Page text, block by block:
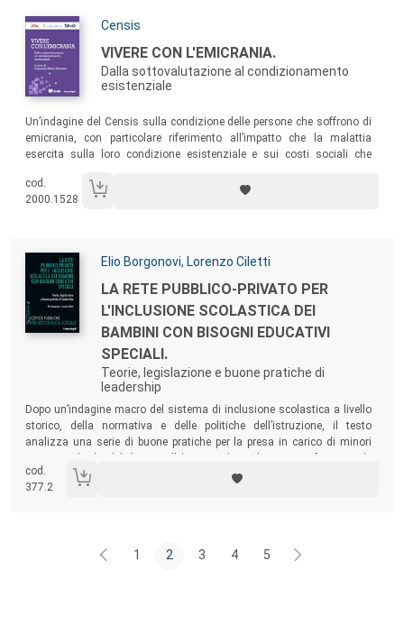
Autori:
Censis
Titolo:
VIVERE CON L'EMICRANIA.
Dalla sottovalutazione al condizionamento
esistenziale
Un’indagine del Censis sulla condizione delle persone che soffrono di
emicrania, con particolare riferimento all’impatto che la malattia
esercita sulla loro condizione esistenziale e sui costi sociali che
cod.
2000.1528
Autori:
Elio Borgonovi, Lorenzo Ciletti
Titolo:
LA RETE PUBBLICO-PRIVATO PER
L'INCLUSIONE SCOLASTICA DEI
BAMBINI CON BISOGNI EDUCATIVI
SPECIALI.
Teorie, legislazione e buone pratiche di
leadership
Sommario:
Dopo un’indagine macro del sistema di inclusione scolastica a livello
storico, della normativa e delle politiche dell’istruzione, il testo
analizza una serie di buone pratiche per la presa in carico di minori
condizioni che concorrono a creare contesti locali e servizi educativi
soddisfacenti.
cod.
377.2
1 2 3 4 5